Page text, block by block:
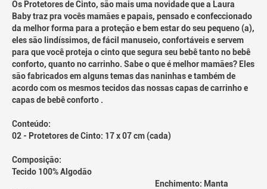
Os Protetores de Cinto, são mais uma novidade que a Laura
Baby traz pra vocês mamães e papais, pensado e confeccionado
da melhor forma para a proteção e bem estar do seu pequeno (a),
eles são lindíssimos, de fácil manuseio, confortáveis e servem
para que você proteja o cinto que segura seu bebê tanto no bebê
conforto, quanto no carrinho. Sabe o que é melhor mamães? Eles
são fabricados em alguns temas das naninhas e também de
acordo com os mesmos tecidos das nossas capas de carrinho e
capas de bebê conforto .
Conteúdo:
02 - Protetores de Cinto: 17 x 07 cm (cada)
Composição:
Tecido 100% Algodão
Enchimento: Manta